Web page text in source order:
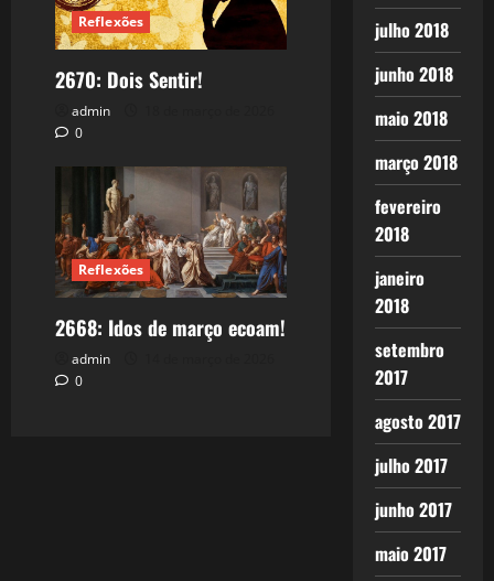
Reflexões
2670: Dois Sentir!
admin
0
Reflexões
2668: Idos de março ecoam!
admin
0
julho 2018
junho 2018
maio 2018
março 2018
fevereiro
2018
janeiro
2018
setembro
2017
agosto 2017
julho 2017
junho 2017
maio 2017